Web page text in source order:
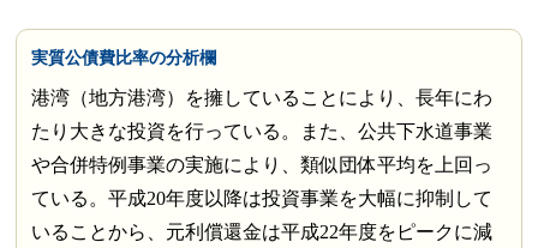
実質公債費比率の分析欄
港湾（地方港湾）を擁していることにより、長年にわ
たり大きな投資を行っている。また、公共下水道事業
や合併特例事業の実施により、類似団体平均を上回っ
ている。平成20年度以降は投資事業を大幅に抑制して
いることから、元利償還金は平成22年度をピークに減